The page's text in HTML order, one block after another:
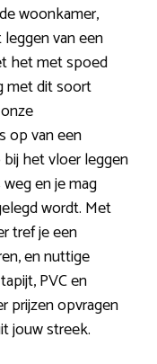
woonkamer,
van een
het met spoed
met dit soort
op van een
het vloer leggen
en je mag
wordt. Met
tref je een
en nuttige
PVC en
prijzen opvragen
jouw streek.